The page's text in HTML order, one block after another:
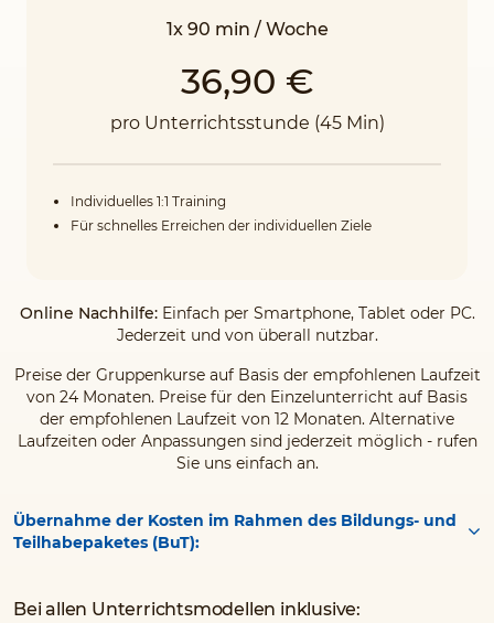
1x 90 min / Woche
36,90 €
pro Unterrichtsstunde (45 Min)
Individuelles 1:1 Training
Für schnelles Erreichen der individuellen Ziele
Online Nachhilfe:Einfach per Smartphone, Tablet oder PC.
Jederzeit und von überall nutzbar.
Preise der Gruppenkurse auf Basis der empfohlenen Laufzeit
von 24 Monaten. Preise für den Einzelunterricht auf Basis
der empfohlenen Laufzeit von 12 Monaten. Alternative
Laufzeiten oder Anpassungen sind jederzeit möglich - rufen
Sie uns einfach an.
Übernahme der Kosten im Rahmen des Bildungs- und
Teilhabepaketes (BuT):
Bei allen Unterrichtsmodellen inklusive: